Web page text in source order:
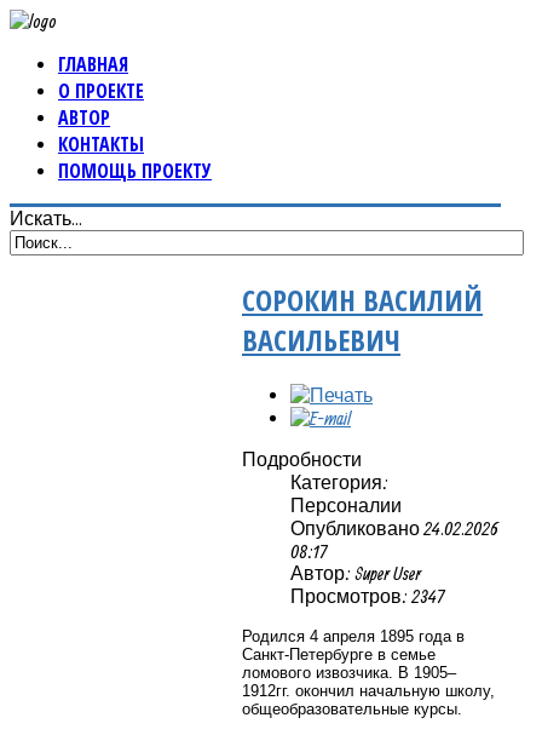
ГЛАВНАЯ
О ПРОЕКТЕ
АВТОР
КОНТАКТЫ
ПОМОЩЬ ПРОЕКТУ
Искать...
СОРОКИН ВАСИЛИЙ
ВАСИЛЬЕВИЧ
Подробности
Категория:
Персоналии
Опубликовано 24.02.2026
08:17
Автор: Super User
Просмотров: 2347
Родился 4 апреля 1895 года в
Санкт-Петербурге в семье
ломового извозчика. В 1905–
1912гг. окончил начальную школу,
общеобразовательные курсы.